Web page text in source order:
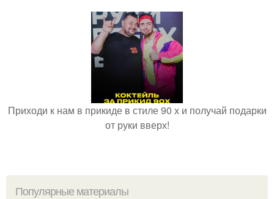
Приходи к нам в прикиде в стиле 90 х и получай подарки
от руки вверх!
Популярные материалы